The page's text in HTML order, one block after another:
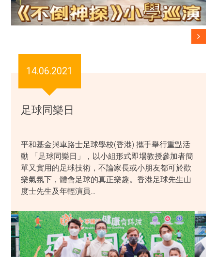
14.06.2021
足球同樂日
平和基金與車路士足球學校(香港) 攜手舉行重點活
動 「足球同樂日」，以小組形式即場教授參加者簡
單又實用的足球技術，不論家長或小朋友都可於歡
樂氣氛下，體會足球的真正樂趣。香港足球先生山
度士先生及年輕演員…